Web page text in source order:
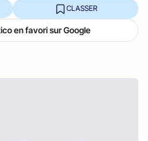
CLASSER
en favori sur Google